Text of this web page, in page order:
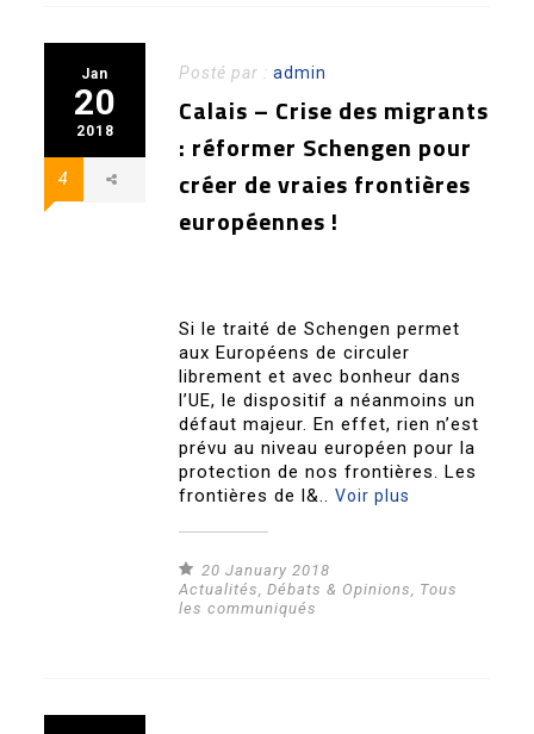
Jan
20
2018
4
Posté par :admin
Calais – Crise des migrants
: réformer Schengen pour
créer de vraies frontières
européennes !
Si le traité de Schengen permet
aux Européens de circuler
librement et avec bonheur dans
l’UE, le dispositif a néanmoins un
défaut majeur. En effet, rien n’est
prévu au niveau européen pour la
protection de nos frontières. Les
frontières de l&..Voir plus
20 January 2018
Actualités,Débats & Opinions, Tous
les communiqués